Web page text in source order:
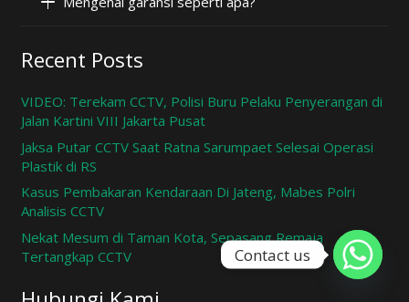
Recent Posts
VIDEO: Terekam CCTV, Polisi Buru Pelaku Penyerangan di
Jalan Kartini VIII Jakarta Pusat
Jaksa Putar CCTV Saat Ratna Sarumpaet Selesai Operasi
Plastik di RS
Kasus Pembakaran Kendaraan Di Jateng, Mabes Polri
Analisis CCTV
Nekat Mesum di Taman Kota, Sepasang Remaja
Tertangkap CCTV
Contact us